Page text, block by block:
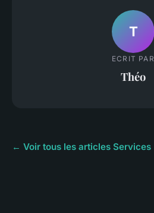
T
ECRIT PAR
Théo
← Voir tous les articles Services